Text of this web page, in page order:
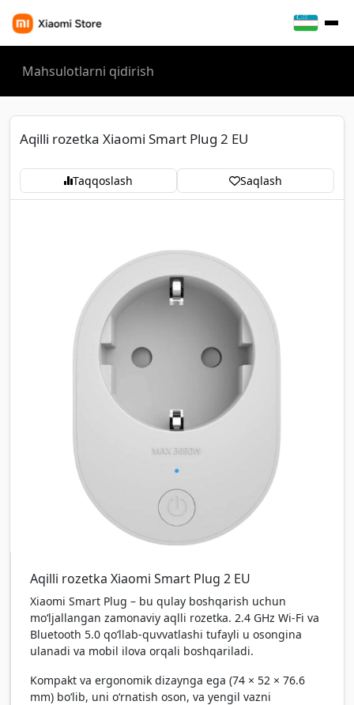
Aqilli rozetka Xiaomi Smart Plug 2 EU
Taqqoslash Saqlash
Aqilli rozetka Xiaomi Smart Plug 2 EU
Xiaomi Smart Plug – bu qulay boshqarish uchun
mo‘ljallangan zamonaviy aqlli rozetka. 2.4 GHz Wi-Fi va
Bluetooth 5.0 qo‘llab-quvvatlashi tufayli u osongina
ulanadi va mobil ilova orqali boshqariladi.
Kompakt va ergonomik dizaynga ega (74 × 52 × 76.6
mm) bo‘lib, uni o‘rnatish oson, va yengil vazni